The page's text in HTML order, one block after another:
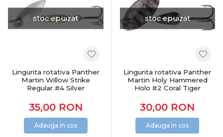
stoc epuizat
Lingurita rotativa Panther
Martin Willow Strike
Regular #4 Silver
35,00 RON
Adauga in cos
stoc epuizat
Lingurita rotativa Panther
Martin Holy Hammered
Holo #2 Coral Tiger
30,00 RON
Adauga in cos